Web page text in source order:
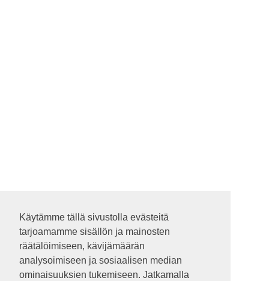
Käytämme tällä sivustolla evästeitä
tarjoamamme sisällön ja mainosten
räätälöimiseen, kävijämäärän
analysoimiseen ja sosiaalisen median
ominaisuuksien tukemiseen. Jatkamalla
Käytämme tällä sivustolla evästeitä
tarjoamamme sisällön ja mainosten
räätälöimiseen, kävijämäärän
analysoimiseen ja sosiaalisen median
ominaisuuksien tukemiseen. Jatkamalla